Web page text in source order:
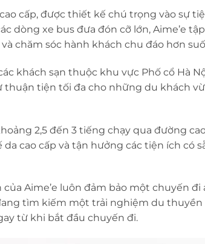
cấp, được thiết kế chú trọng vào sự
dòng xe bus đưa đón cỡ lớn, Aime’e
chăm sóc hành khách chu đáo hơn
khách sạn thuộc khu vực Phố cổ Hà
thuận tiện tối đa cho những du khách
2,5 đến 3 tiếng chạy qua đường
cao cấp và tận hưởng các tiện ích có
Aime’e luôn đảm bảo một chuyến đi
tìm kiếm một trải nghiệm du
từ khi bắt đầu chuyến đi.